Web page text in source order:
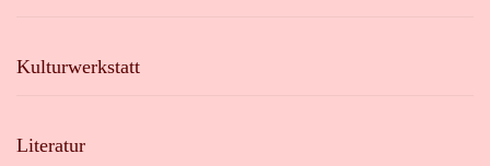
Kulturwerkstatt
Literatur